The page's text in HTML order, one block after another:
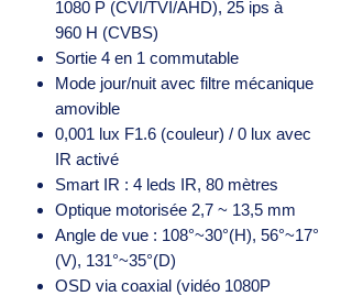
1080 P (CVI/TVI/AHD), 25 ips à
960 H (CVBS)
Sortie 4 en 1 commutable
Mode jour/nuit avec filtre mécanique
amovible
0,001 lux F1.6 (couleur) / 0 lux avec
IR activé
Smart IR : 4 leds IR, 80 mètres
Optique motorisée 2,7 ~ 13,5 mm
Angle de vue : 108°~30°(H), 56°~17°
(V), 131°~35°(D)
OSD via coaxial (vidéo 1080P